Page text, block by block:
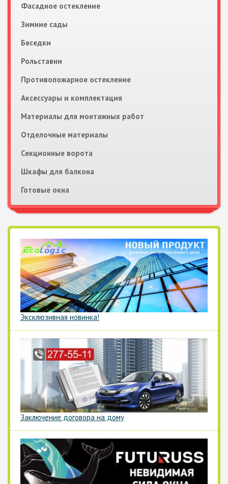
Фасадное остекление
Зимние сады
Беседки
Рольставни
Противопожарное остекление
Аксессуары и комплектация
Материалы для монтажных работ
Отделочные материалы
Секционные ворота
Шкафы для балкона
Готовые окна
Эксклюзивная новинка!
Заключение договора на дому